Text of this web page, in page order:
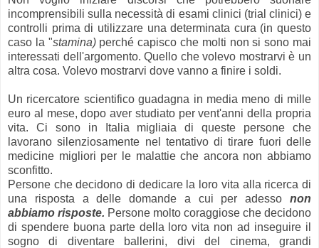
incomprensibili sulla necessità di esami clinici (trial clinici) e
controlli prima di utilizzare una determinata cura (in questo
caso la "stamina) perché capisco che molti non si sono mai
interessati dell'argomento. Quello che volevo mostrarvi è un
altra cosa. Volevo mostrarvi dove vanno a finire i soldi.
Un ricercatore scientifico guadagna in media meno di mille
euro al mese, dopo aver studiato per vent'anni della propria
vita. Ci sono in Italia migliaia di queste persone che
lavorano silenziosamente nel tentativo di tirare fuori delle
medicine migliori per le malattie che ancora non abbiamo
sconfitto.
Persone che decidono di dedicare la loro vita alla ricerca di
una risposta a delle domande a cui per adesso non
abbiamo risposte. Persone molto coraggiose che decidono
di spendere buona parte della loro vita non ad inseguire il
sogno di diventare ballerini, divi del cinema, grandi